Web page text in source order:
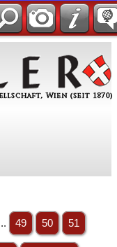
49 50 51